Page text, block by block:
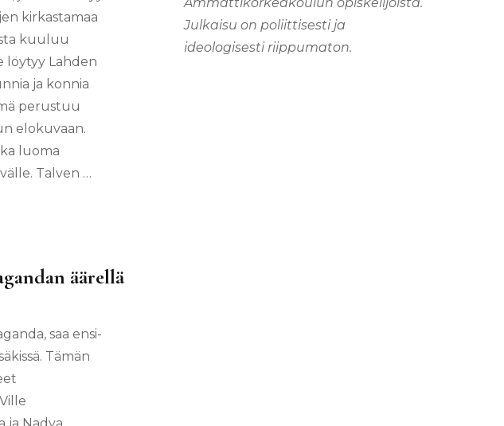
kirkastamaa
kuuluu
löytyy Lahden
ja konnia
perustuu
elokuvaan.
luoma
Talven …
äärellä
saa ensi-
Tämän
ja Nadya,
Julkaisu on poliittisesti ja
ideologisesti riippumaton.